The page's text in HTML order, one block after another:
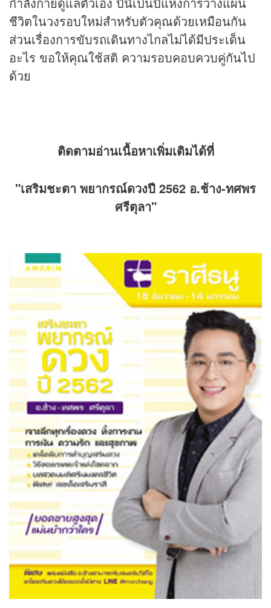
ชีวิตในวงรอบใหม่สำหรับตัวคุณด้วยเหมือนกัน
ส่วนเรื่องการขับรถเดินทางไกลไม่ได้มีประเด็น
อะไร ขอให้คุณใช้สติ ความรอบคอบควบคู่กันไป
ด้วย
ติดตามอ่านเนื้อหาเพิ่มเติมได้ที่
"เสริมชะตา พยากรณ์ดวงปี 2562 อ.ช้าง-ทศพร
ศรีตุลา"